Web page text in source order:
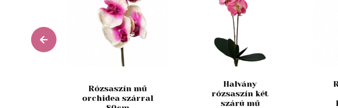
Rózsaszín mű
orchidea szárral
Halvány
rózsaszín két
szárú mű